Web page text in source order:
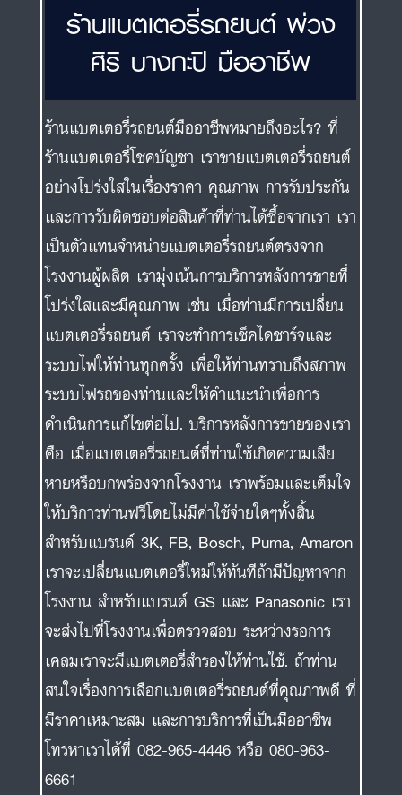
ร้านแบตเตอรี่รถยนต์ พ่วง
ศิริ บางกะปิ มืออาชีพ
ร้านแบตเตอรี่รถยนต์มืออาชีพหมายถึงอะไร? ที่
ร้านแบตเตอรี่โชคบัญชา เราขายแบตเตอรี่รถยนต์
อย่างโปร่งใสในเรื่องราคา คุณภาพ การรับประกัน
และการรับผิดชอบต่อสินค้าที่ท่านได้ซื้อจากเรา เรา
เป็นตัวแทนจำหน่ายแบตเตอรี่รถยนต์ตรงจาก
โรงงานผู้ผลิต เรามุ่งเน้นการบริการหลังการขายที่
โปร่งใสและมีคุณภาพ เช่น เมื่อท่านมีการเปลี่ยน
แบตเตอรี่รถยนต์ เราจะทำการเช็คไดชาร์จและ
ระบบไฟให้ท่านทุกครั้ง เพื่อให้ท่านทราบถึงสภาพ
ระบบไฟรถของท่านและให้คำแนะนำเพื่อการ
ดำเนินการแก้ไขต่อไป. บริการหลังการขายของเรา
คือ เมื่อแบตเตอรี่รถยนต์ที่ท่านใช้เกิดความเสีย
หายหรือบกพร่องจากโรงงาน เราพร้อมและเต็มใจ
ให้บริการท่านฟรีโดยไม่มีค่าใช้จ่ายใดๆทั้งสิ้น
สำหรับแบรนด์ 3K, FB, Bosch, Puma, Amaron
เราจะเปลี่ยนแบตเตอรี่ใหม่ให้ทันทีถ้ามีปัญหาจาก
โรงงาน สำหรับแบรนด์ GS และ Panasonic เรา
จะส่งไปที่โรงงานเพื่อตรวจสอบ ระหว่างรอการ
เคลมเราจะมีแบตเตอรี่สำรองให้ท่านใช้. ถ้าท่าน
สนใจเรื่องการเลือกแบตเตอรี่รถยนต์ที่คุณภาพดี ที่
มีราคาเหมาะสม และการบริการที่เป็นมืออาชีพ
โทรหาเราได้ที่ 082-965-4446 หรือ 080-963-
6661